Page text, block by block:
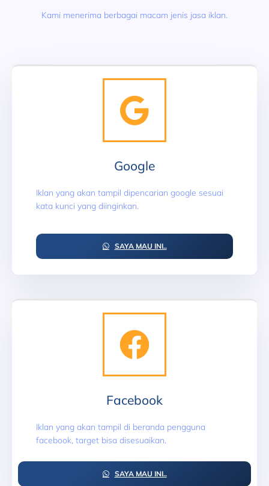
Kami menerima berbagai macam jenis jasa iklan.
Google
Iklan yang akan tampil dipencarian google sesuai
kata kunci yang diinginkan.
SAYA MAU INI..
Facebook
Iklan yang akan tampil di beranda pengguna
facebook, target bisa disesuaikan.
SAYA MAU INI..